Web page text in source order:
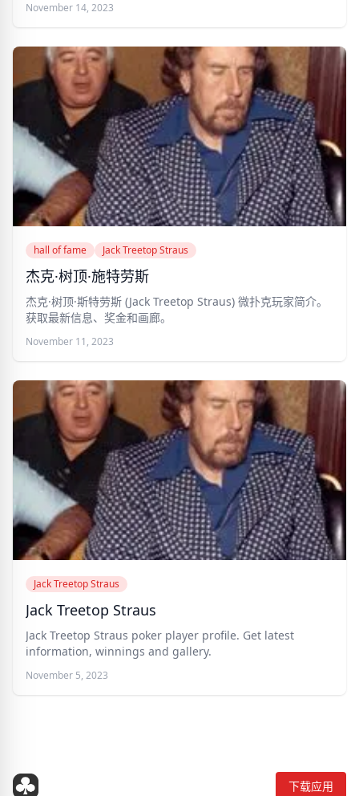
November 14, 2023
hall of fame Jack Treetop Straus
杰克·树顶·施特劳斯
杰克·树顶·斯特劳斯 (Jack Treetop Straus) 微扑克玩家简介。
获取最新信息、奖金和画廊。
November 11, 2023
Jack Treetop Straus
Jack Treetop Straus
Jack Treetop Straus poker player profile. Get latest
information, winnings and gallery.
November 5, 2023
下载应用